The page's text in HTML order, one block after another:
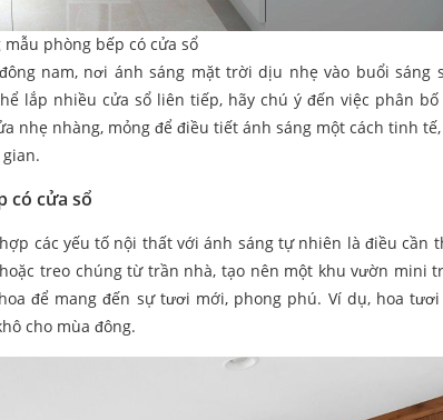
phòng bếp có cửa sổ
nam, nơi ánh sáng mặt trời dịu nhẹ vào buổi sáng
lắp nhiều cửa sổ liên tiếp, hãy chú ý đến việc phân bố
nhẹ nhàng, mỏng để điều tiết ánh sáng một cách tinh tế,
có cửa sổ
các yếu tố nội thất với ánh sáng tự nhiên là điều cần
treo chúng từ trần nhà, tạo nên một khu vườn mini
để mang đến sự tươi mới, phong phú. Ví dụ, hoa
cho mùa đông.